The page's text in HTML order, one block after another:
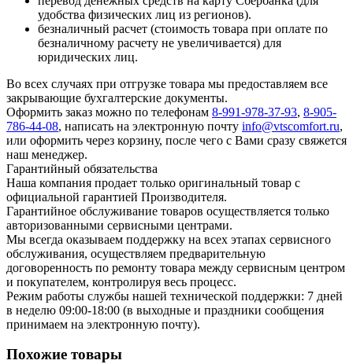
удобства физических лиц из регионов).
безналичный расчет (стоимость товара при оплате по
безналичному расчету не увеличивается) для
юридических лиц.
Во всех случаях при отгрузке товара мы предоставляем все
закрывающие бухгалтерские документы.
Оформить заказ можно по телефонам 8-991-978-37-93, 8-905-
786-44-08, написать на электронную почту info@vtscomfort.ru,
или оформить через корзину, после чего с Вами сразу свяжется
наш менеджер.
Гарантийный обязательства
Наша компания продает только оригинальный товар с
официальной гарантией Производителя.
Гарантийное обслуживание товаров осуществляется только
авторизованными сервисными центрами.
Мы всегда оказываем поддержку на всех этапах сервисного
обслуживания, осуществляем предварительную
договоренность по ремонту товара между сервисным центром
и покупателем, контролируя весь процесс.
Режим работы службы нашей технической поддержки: 7 дней
в неделю 09:00-18:00 (в выходные и праздники сообщения
принимаем на электронную почту).
Похожие товары